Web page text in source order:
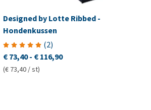
Designed by Lotte Ribbed -
Hondenkussen
(2)
€ 73,40- € 116,90
(€ 73,40 / st)